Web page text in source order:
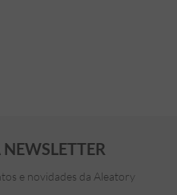
e novidades da Aleatory